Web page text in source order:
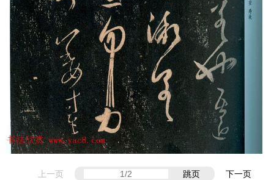
上一页 跳页 下一页